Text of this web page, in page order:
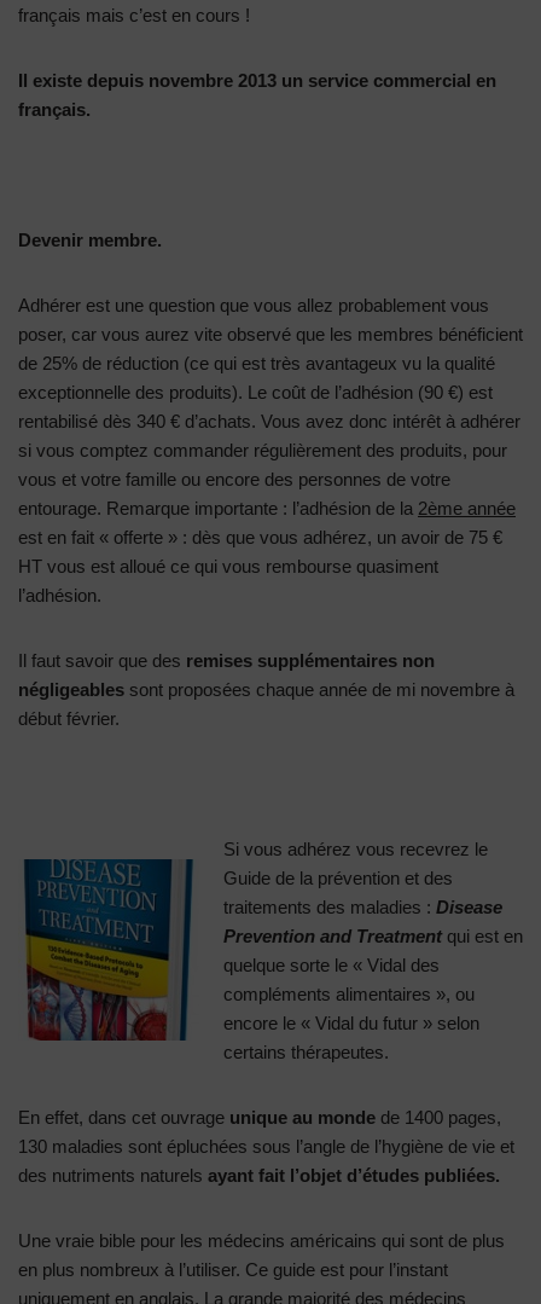
français mais c’est en cours !
Il existe depuis novembre 2013 un service commercial en
français.
Devenir membre.
Adhérer est une question que vous allez probablement vous
poser, car vous aurez vite observé que les membres bénéficient
de 25% de réduction (ce qui est très avantageux vu la qualité
exceptionnelle des produits). Le coût de l’adhésion (90 €) est
rentabilisé dès 340 € d’achats. Vous avez donc intérêt à adhérer
si vous comptez commander régulièrement des produits, pour
vous et votre famille ou encore des personnes de votre
entourage. Remarque importante : l’adhésion de la 2ème année
est en fait « offerte » : dès que vous adhérez, un avoir de 75 €
HT vous est alloué ce qui vous rembourse quasiment
l’adhésion.
Il faut savoir que des remises supplémentaires non
négligeables sont proposées chaque année de mi novembre à
début février.
Si vous adhérez vous recevrez le
Guide de la prévention et des
traitements des maladies : Disease
Prevention and Treatmentqui est en
quelque sorte le « Vidal des
compléments alimentaires », ou
encore le « Vidal du futur » selon
certains thérapeutes.
En effet, dans cet ouvrage unique au monde de 1400 pages,
130 maladies sont épluchées sous l’angle de l’hygiène de vie et
des nutriments naturels ayant fait l’objet d’études publiées.
Une vraie bible pour les médecins américains qui sont de plus
en plus nombreux à l’utiliser. Ce guide est pour l’instant
uniquement en anglais. La grande majorité des médecins